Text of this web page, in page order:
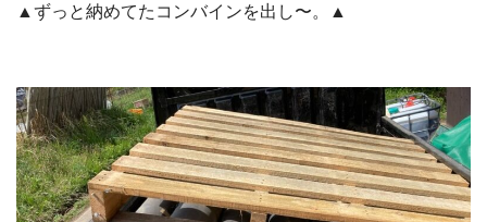
▲ずっと納めてたコンバインを出し〜。▲